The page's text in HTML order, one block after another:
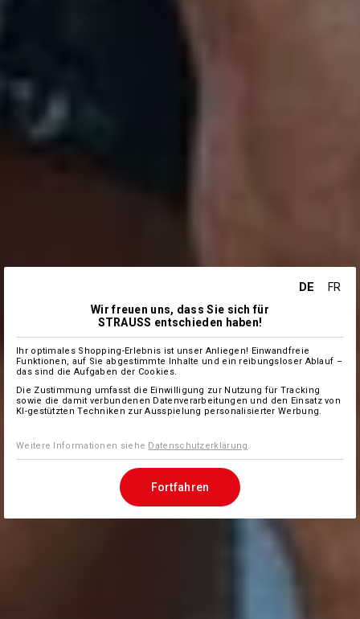
DE
FR
Wir freuen uns, dass Sie sich für
STRAUSS entschieden haben!
Ihr optimales Shopping-Erlebnis ist unser Anliegen! Einwandfreie
Funktionen, auf Sie abgestimmte Inhalte und ein reibungsloser Ablauf –
das sind die Aufgaben der Cookies.
Die Zustimmung umfasst die Einwilligung zur Nutzung für Tracking
sowie die damit verbundenen Datenverarbeitungen und den Einsatz von
KI-gestützten Techniken zur Ausspielung personalisierter Werbung.
Weitere Informationen siehe Datenschutzerklärung.
Fortfahren